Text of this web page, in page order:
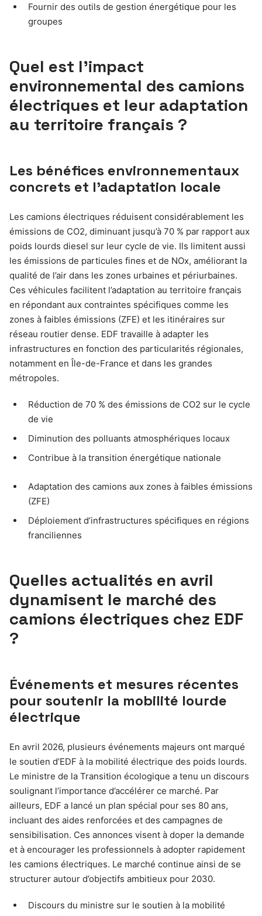
Fournir des outils de gestion énergétique pour les
groupes
Quel est l’impact
environnemental des camions
électriques et leur adaptation
au territoire français ?
Les bénéfices environnementaux
concrets et l’adaptation locale
Les camions électriques réduisent considérablement les
émissions de CO2, diminuant jusqu’à 70 % par rapport aux
poids lourds diesel sur leur cycle de vie. Ils limitent aussi
les émissions de particules fines et de NOx, améliorant la
qualité de l’air dans les zones urbaines et périurbaines.
Ces véhicules facilitent l’adaptation au territoire français
en répondant aux contraintes spécifiques comme les
zones à faibles émissions (ZFE) et les itinéraires sur
réseau routier dense. EDF travaille à adapter les
infrastructures en fonction des particularités régionales,
notamment en Île-de-France et dans les grandes
métropoles.
Réduction de 70 % des émissions de CO2 sur le cycle
de vie
Diminution des polluants atmosphériques locaux
Contribue à la transition énergétique nationale
Adaptation des camions aux zones à faibles émissions
(ZFE)
Déploiement d’infrastructures spécifiques en régions
franciliennes
Quelles actualités en avril
dynamisent le marché des
camions électriques chez EDF
?
Événements et mesures récentes
pour soutenir la mobilité lourde
électrique
En avril 2026, plusieurs événements majeurs ont marqué
le soutien d’EDF à la mobilité électrique des poids lourds.
Le ministre de la Transition écologique a tenu un discours
soulignant l’importance d’accélérer ce marché. Par
ailleurs, EDF a lancé un plan spécial pour ses 80 ans,
incluant des aides renforcées et des campagnes de
sensibilisation. Ces annonces visent à doper la demande
et à encourager les professionnels à adopter rapidement
les camions électriques. Le marché continue ainsi de se
structurer autour d’objectifs ambitieux pour 2030.
Discours du ministre sur le soutien à la mobilité